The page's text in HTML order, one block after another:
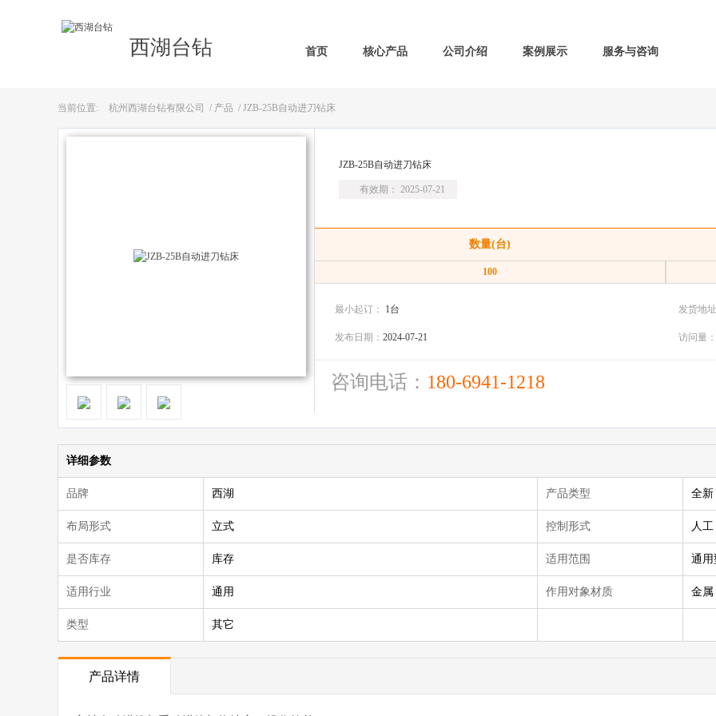
西湖台钻 首页 核心产品 公司介绍 案例展示 服务与咨询
当前位置: 杭州西湖台钻有限公司 / 产品 / JZB-25B自动进刀钻床
JZB-25B自动进刀钻床
有效期： 2025-07-21
数量(台)
100
最小起订： 1台 发货地
发布日期： 2024-07-21 访问量：
咨询电话： 180-6941-1218
详细参数
品牌 西湖 产品类型 全新
布局形式 立式 控制形式 人工
是否库存 库存 适用范围 通用
适用行业 通用 作用对象材质 金属
类型 其它
产品详情